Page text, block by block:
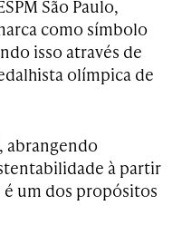
São Paulo,
como símbolo
isso através de
olímpica de
abrangendo
à partir
um dos propósitos